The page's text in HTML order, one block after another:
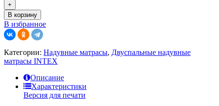
+
В корзину
В избранное
Категории: Надувные матрасы, Двуспальные надувные
матрасы INTEX
Описание
Характеристики
Версия для печати